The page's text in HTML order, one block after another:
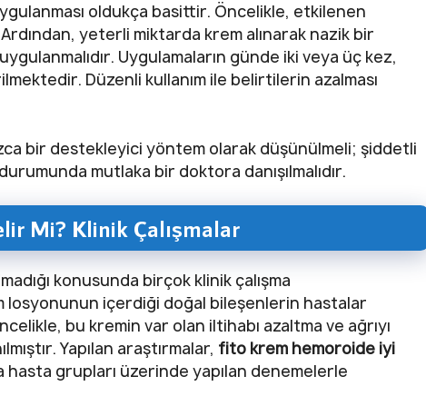
oldukça basittir. Öncelikle, etkilenen
yeterli miktarda krem alınarak nazik bir
Uygulamaların günde iki veya üç kez,
Düzenli kullanım ile belirtilerin azalması
bir destekleyici yöntem olarak düşünülmeli; şiddetli
mutlaka bir doktora danışılmalıdır.
Mi? Klinik Çalışmalar
konusunda birçok klinik çalışma
losyonunun içerdiği doğal bileşenlerin hastalar
bu kremin var olan iltihabı azaltma ve ağrıyı
Yapılan araştırmalar, fito krem hemoroide iyi
hasta grupları üzerinde yapılan denemelerle